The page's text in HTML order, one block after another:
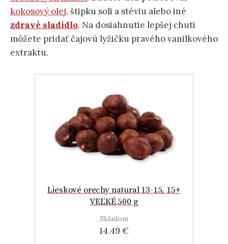
kokosový olej, štipku soli a stéviu alebo iné
zdravé sladidlo. Na dosiahnutie lepšej chuti
môžete pridať čajovú lyžičku pravého vanilkového
extraktu.
Lieskové orechy natural 13-15, 15+
VEĽKÉ 500 g
Skladom
14.49 €